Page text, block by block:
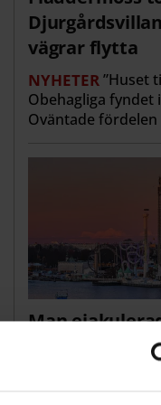
vägrar flytta
NYHETER”Huset
Obehagliga fyndet
Oväntade fördelen
Man
Gröna lund –
✔ Kvinna fick